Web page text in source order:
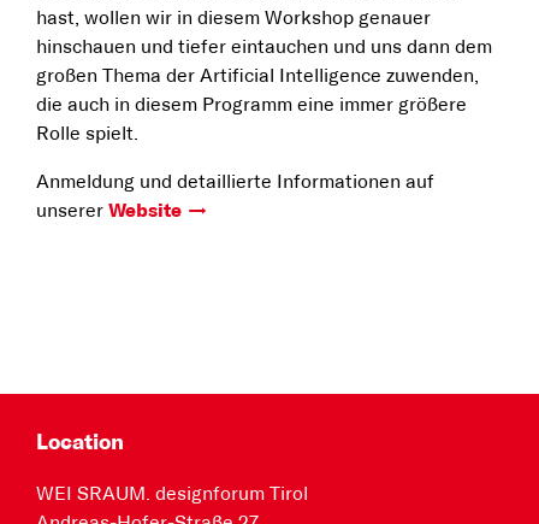
hast, wollen wir in diesem Workshop genauer
hinschauen und tiefer eintauchen und uns dann dem
großen Thema der Artificial Intelligence zuwenden,
die auch in diesem Programm eine immer größere
Rolle spielt.
Anmeldung und detaillierte Informationen auf
unserer Website
Location
WEI SRAUM. designforum Tirol